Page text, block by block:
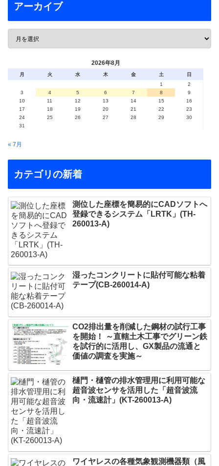
アーカイブ
2026年8月
月 火 水 木 金 土
日
1
2
3
4 5 6 7 8
9
10
11 12 13 14 15
16
17
18 19 20 21 22
23
24
25 26 27 28 29
30
31
« 7月
カテゴリの新着
測位した座標を簡易的にCADソフトへ
登録できるシステム「LRTK」(TH-
260013-A)
湿ったコンクリートに貼付可能な粘着
テープ(CB-260014-A)
CO2排出量を削減した鋼材の試行工事
を開始！ ～直轄土木工事でグリーン鉄
を試行的に活用し、GX製品の流通と
価値の調査を実施～
樋門・樋管の排水管理用に利用可能な
超音波センサを活用した「超音波流
向・流速計」(KT-260013-A)
ワイヤレスの各種気象観測機器類（風